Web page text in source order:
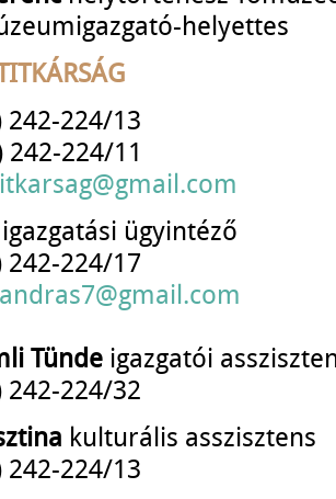
helyettes
242-224/13
242-224/11
igazgatási ügyintéző
242-224/17
Tünde igazgatói
242-224/32
kulturális asszisztens
242-224/13